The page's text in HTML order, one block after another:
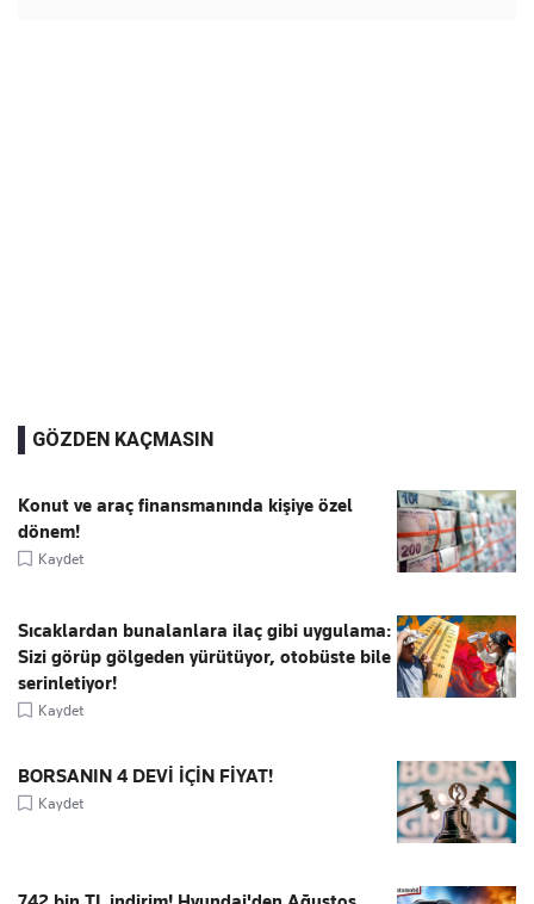
GÖZDEN KAÇMASIN
Konut ve araç finansmanında kişiye özel
dönem!
Kaydet
Sıcaklardan bunalanlara ilaç gibi uygulama:
Sizi görüp gölgeden yürütüyor, otobüste bile
serinletiyor!
Kaydet
BORSANIN 4 DEVİ İÇİN FİYAT!
Kaydet